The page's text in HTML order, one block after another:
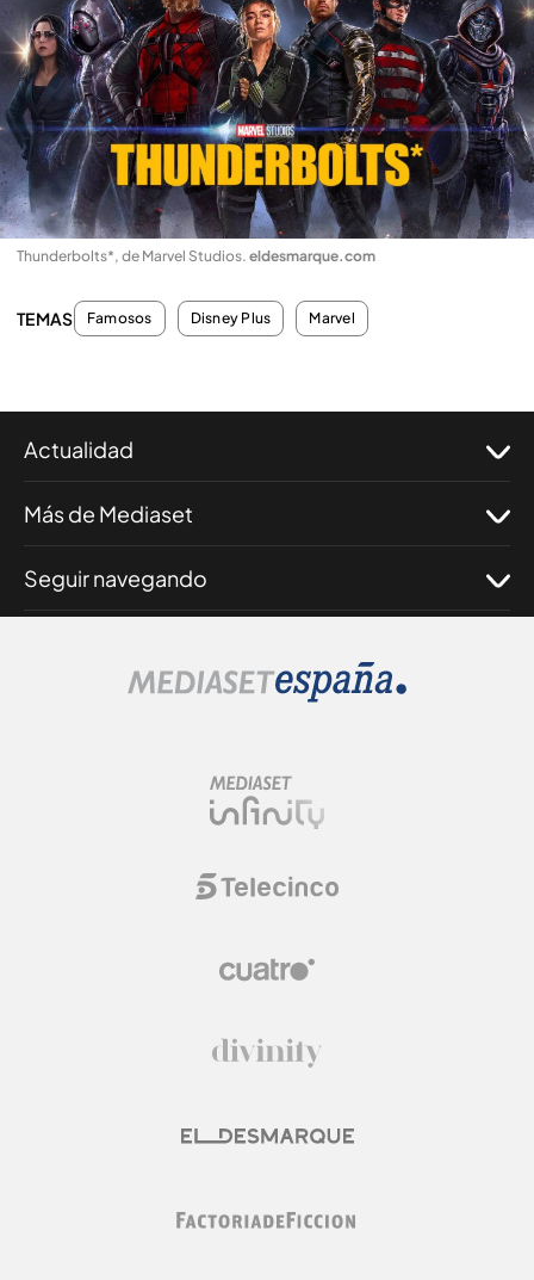
Thunderbolts*, de Marvel Studios. eldesmarque.com
TEMAS Famosos Disney Plus Marvel
Actualidad
Más de Mediaset
Seguir navegando